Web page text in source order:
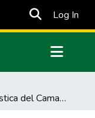
Log In
Cadena Logística del Camarón Ecuatoriano y la distribución física internacional en el 2024